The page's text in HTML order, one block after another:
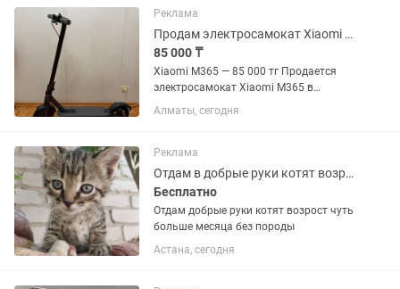
Процедура занимает 30 минут...
Реклама
Продам электросамокат Xiaomi M365
85 000 ₸
Xiaomi M365 — 85 000 тг Продается
электросамокат Xiaomi M365 в
отличном состоянии. Пользовались
около 2 лет, ездили аккуратно. Есть
незаметных царапин, в остальном...
Алматы, сегодня
Реклама
Отдам в добрые руки котят возраст чуть больше месяца без породы
Бесплатно
Отдам добрые руки котят возрост чуть
больше месяца без породы
Астана, сегодня